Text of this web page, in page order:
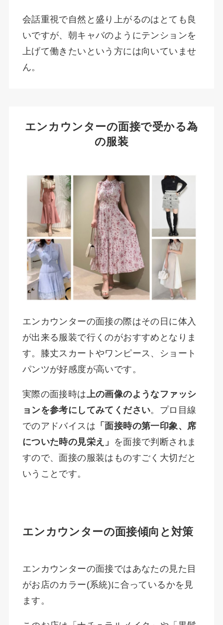
会話重視で自然と盛り上がるのはとても良
いですが、朝キャバのようにテンションを
上げて働きたいという方には向いていませ
ん。
エンカウンターの面接で受かる為
の服装
エンカウンターの面接の際はその日に体入
が出来る服装で行くのがおすすめとなりま
す。膝丈スカートやワンピース、ショート
パンツが好感度が高いです。
実際の面接時は上の画像のようなファッシ
ョンを参考にしてみてください。プロ目線
でのアドバイスは 「面接時の第一印象、席
についた時の見栄え」
を面接で判断されま
すので、面接の服装はものすごく大切だと
いうことです。
エンカウンターの面接傾向と対策
エンカウンターの面接ではあなたの見た目
がお店のカラー(系統)に合っているかを見
ます。